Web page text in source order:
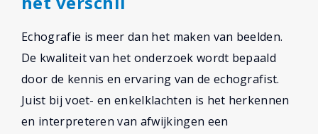
Echografie is meer dan het maken van beelden.
De kwaliteit van het onderzoek wordt bepaald
door de kennis en ervaring van de echografist.
Juist bij voet- en enkelklachten is het herkennen
en interpreteren van afwijkingen een